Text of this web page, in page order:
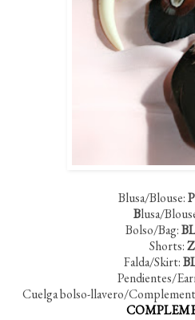
Blusa/Blouse:
Blusa/
Bolso/Bag:
Shorts:
Falda/Skirt:
Pendientes/
Cuelga bolso-llavero/